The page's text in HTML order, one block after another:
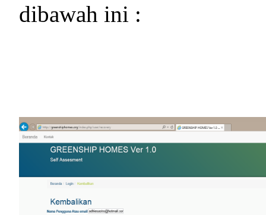
dibawah ini :